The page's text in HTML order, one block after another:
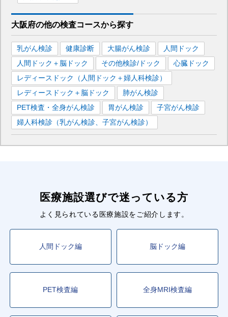
大阪府の他の検査コースから探す
乳がん検診 健康診断 大腸がん検診
人間ドック
人間ドック＋脳ドック
その他検診/ドック
心臓ドック
レディースドック（人間ドック＋婦人科検診）
レディースドック＋脳ドック
肺がん検診
PET検査・全身がん検診
胃がん検診
子宮がん検診
婦人科検診（乳がん検診、子宮がん検診）
医療施設選びで迷っている方
よく見られている医療施設をご紹介します。
人間ドック編 脳ドック編
PET検査編 全身MRI検査編